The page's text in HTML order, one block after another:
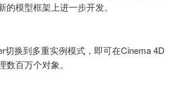
的模型框架上进一步开发。
切换到多重实例模式，即可在Cinema 4D
数百万个对象。